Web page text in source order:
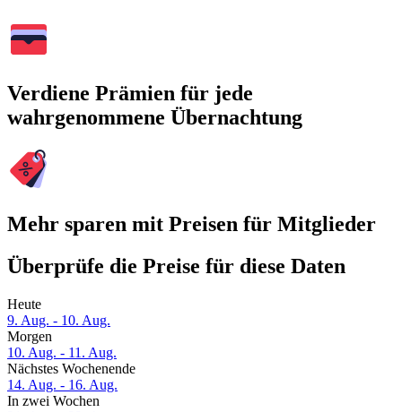
Verdiene Prämien für jede
wahrgenommene Übernachtung
Mehr sparen mit Preisen für Mitglieder
Überprüfe die Preise für diese Daten
Heute
9. Aug. - 10. Aug.
Morgen
10. Aug. - 11. Aug.
Nächstes Wochenende
14. Aug. - 16. Aug.
In zwei Wochen